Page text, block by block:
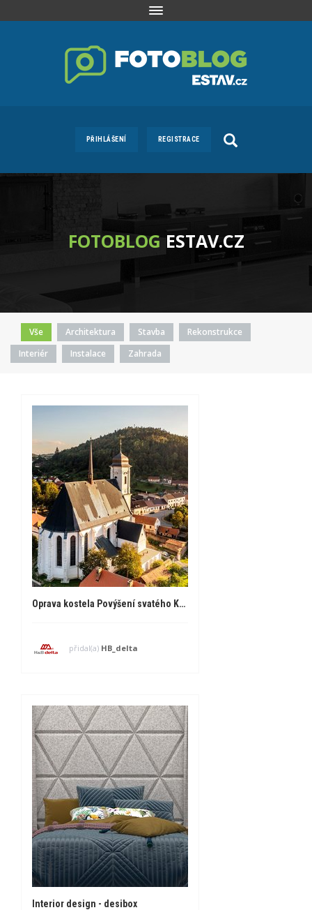
Toggle
PŘIHLÁŠENÍ REGISTRACE
FOTOBLOG ESTAV.CZ
Vše Architektura Stavba
Rekonstrukce
Interiér
Instalace Zahrada
Oprava kostela Povýšení svatého Kříže v Doubravníku
přidal(a) HB_delta
Interior design - desibox